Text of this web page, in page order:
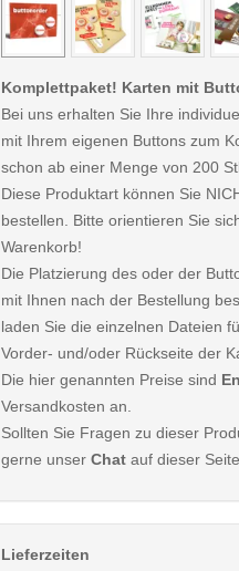
Komplettpaket! Karten mit
Bei uns erhalten Sie Ihre
mit Ihrem eigenen Buttons zum
schon ab einer Menge von 200
Diese Produktart können Sie
bestellen. Bitte orientieren Sie
Warenkorb!
Die Platzierung des oder der
mit Ihnen nach der Bestellung
laden Sie die einzelnen Dateien
Vorder- und/oder Rückseite der
Die hier genannten Preise sind
Versandkosten an.
Sollten Sie Fragen zu dieser
gerne unser Chat auf dieser
Lieferzeiten